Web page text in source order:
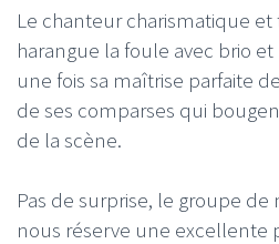
Le chanteur charismatique et
harangue la foule avec brio
une fois sa maîtrise parfaite
de ses comparses qui
de la scène.
Pas de surprise, le groupe de
nous réserve une excellente